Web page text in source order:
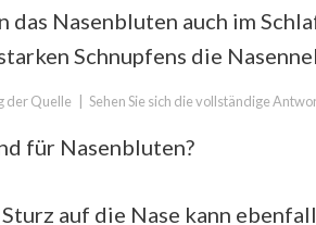
das Nasenbluten auch im
Schnupfens die
der Quelle Sehen Sie sich die vollständige
für Nasenbluten?
auf die Nase kann